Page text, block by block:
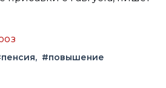
#повышение